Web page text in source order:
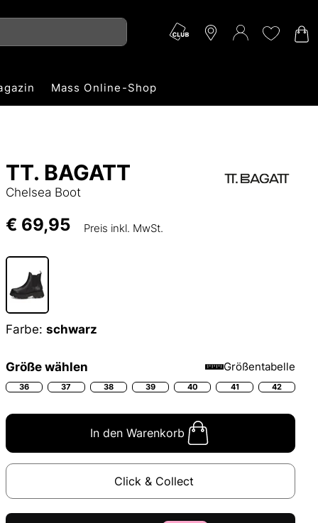
Mass Online-Shop
TT. BAGATT
Chelsea Boot
€ 69,95 Preis inkl. MwSt.
Farbe: schwarz
Größe wählen Größentabelle
36 37 38 39 40 41 42
In den Warenkorb
Click & Collect